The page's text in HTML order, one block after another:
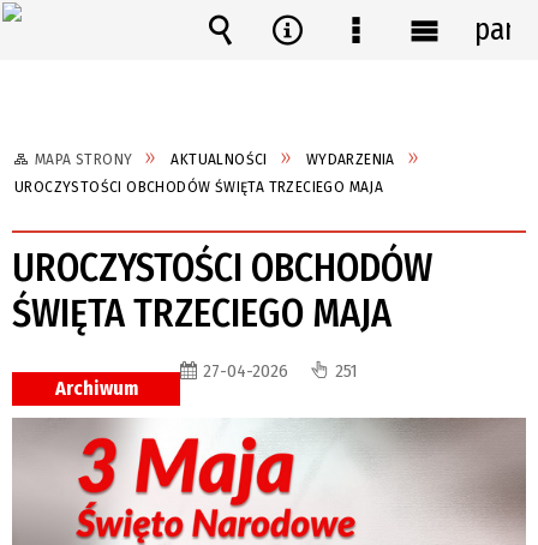
MAPA STRONY AKTUALNOŚCI
WYDARZENIA
UROCZYSTOŚCI OBCHODÓW ŚWIĘTA TRZECIEGO MAJA
UROCZYSTOŚCI OBCHODÓW
ŚWIĘTA TRZECIEGO MAJA
Archiwum
27-04-2026 251